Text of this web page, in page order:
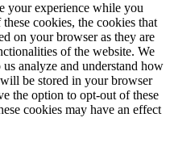
your experience while you
cookies, the cookies that
on your browser as they are
of the website. We
analyze and understand how
be stored in your browser
the option to opt-out of these
cookies may have an effect